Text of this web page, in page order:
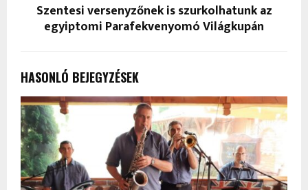
Szentesi versenyzőnek is szurkolhatunk az
egyiptomi Parafekvenyomó Világkupán
HASONLÓ BEJEGYZÉSEK